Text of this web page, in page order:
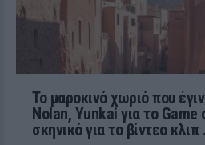
Το μαροκινό χωριό που
Nolan, Yunkai για το Game
σκηνικό για το βίντεο